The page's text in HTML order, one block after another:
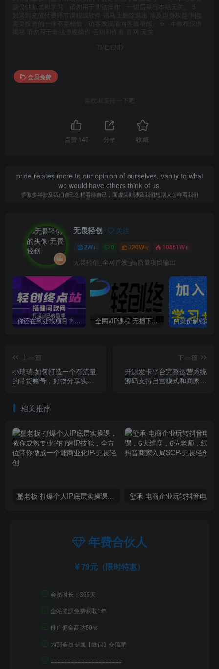
源仅供测试和学习，请勿用于非法操作，一切后果与本站无关。 5、
如遇到充值付费环节课程或软件 请马上删除退出 涉及自身权益/利益
需要投资的一律不要相信，访客发现请向客服举报。 6、本教程仅供
揭秘 请勿用于非法违规操作 否则和作者 官网 无关
THE END
会员免费
喜欢就支持一下吧
点赞 140 分享 收藏
pride relates more to our opinion of ourselves, vanity to what
we would have others think of us.
骄傲多半涉及我们自己怎样看待自己，而虚荣则涉及我们想别人怎样看我们
无畏轻创 关注
2W+ 0 720W+ 10861W+
无畏轻创_全网首发_高质量项目输出
你还在到处找项目？还在当韭菜？我靠卖项目一个月收入5万+，曾经我也是个失败者。 全网VIP课程 无损下载~
上一篇
小瑞瑞·如何打造一个有流量
的带货账号，好物分享实操
下一篇
开源发卡平台完整运营系统
源码支持自营模式和商家入
相关推荐
蟹老板·打爆个人IP底层实操课，教你成熟专业的打造IP技能，全方位带你做成一个能商业化IP
年费合伙人
79元（限时特惠）
☑ 会员时长：365天
☑ 全站资源免费获取1年
☑ 推广佣金高达50％
☑ 内部会员专属【微信】交流群
☑ =====================